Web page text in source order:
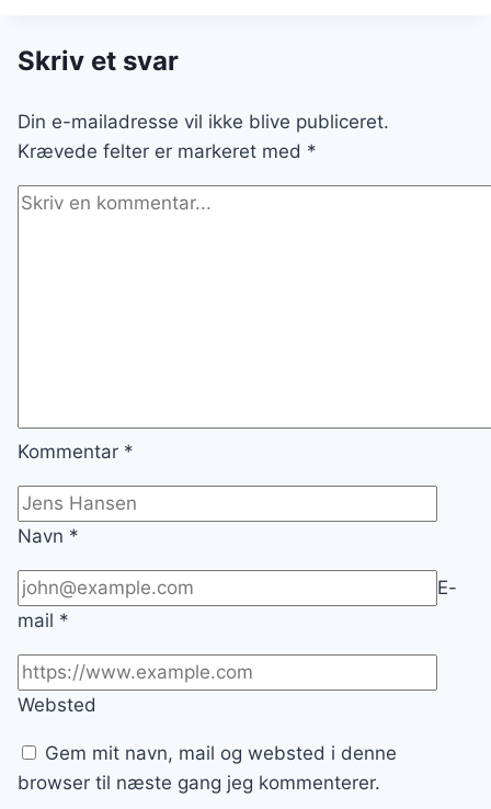
YOGHURT
Skriv et svar
Din e-mailadresse vil ikke blive publiceret.
Krævede felter er markeret med *
Kommentar *
Navn *
E-
mail *
Websted
Gem mit navn, mail og websted i denne
browser til næste gang jeg kommenterer.